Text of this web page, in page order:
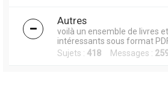
Autres
voilà un ensemble de livres
intéressants sous format
Sujets : 418 Messages :